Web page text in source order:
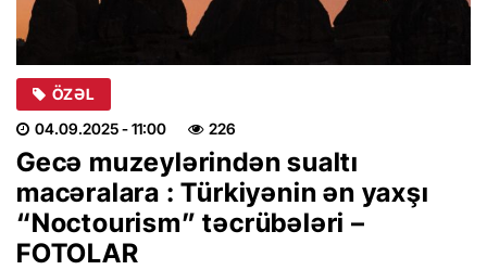
ÖZƏL
04.09.2025- 11:00 226
Gecə muzeylərindən sualtı
macəralara : Türkiyənin ən yaxşı
“Noctourism” təcrübələri –
FOTOLAR